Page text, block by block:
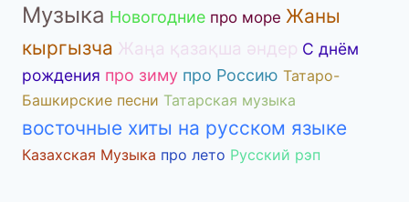
Музыка Новогодние про море Жаны
кыргызча Жаңа қазақша әндер С днём
рождения про зиму про Россию Татаро-
Башкирские песни Татарская музыка
восточные хиты на русском языке
Казахская Музыка про лето Русский рэп